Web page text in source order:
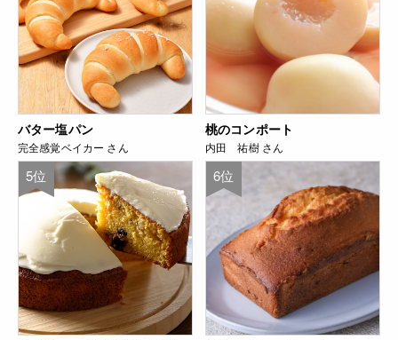
バター塩パン
完全感覚ベイカー さん
桃のコンポート
内田 祐樹 さん
5位 6位